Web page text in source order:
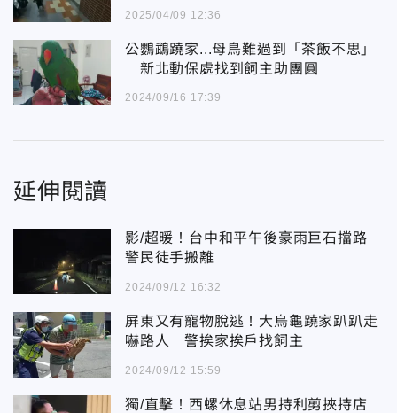
2025/04/09 12:36
公鸚鵡蹺家...母鳥難過到「茶飯不思」
新北動保處找到飼主助團圓
2024/09/16 17:39
延伸閱讀
影/超暖！台中和平午後豪雨巨石擋路
警民徒手搬離
2024/09/12 16:32
屏東又有寵物脫逃！大烏龜蹺家趴趴走
嚇路人 警挨家挨戶找飼主
2024/09/12 15:59
獨/直擊！西螺休息站男持利剪挾持店